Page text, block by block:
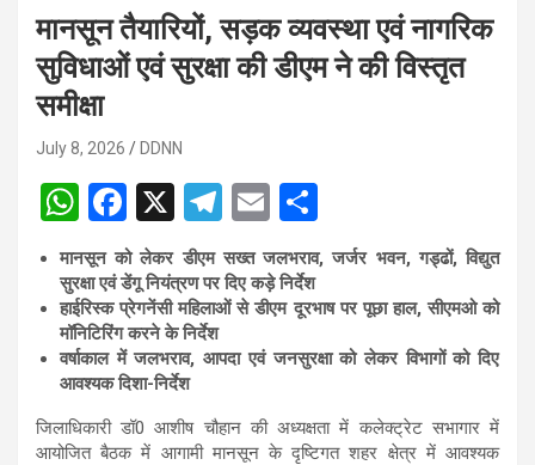
मानसून तैयारियों, सड़क व्यवस्था एवं नागरिक
सुविधाओं एवं सुरक्षा की डीएम ने की विस्तृत
समीक्षा
July 8, 2026 DDNN
W
h
at
s
A
p
p
F
a
ce
b
o
o
k
X
T
el
e
gr
a
E
m
ail
h
ar
e
मानसून को लेकर डीएम सख्त जलभराव, जर्जर भवन, गड्ढों, विद्युत
सुरक्षा एवं डेंगू नियंत्रण पर दिए कड़े निर्देश
हाईरिस्क प्रेगनेंसी महिलाओं से डीएम दूरभाष पर पूछा हाल, सीएमओ को
मॉनिटिरिंग करने के निर्देश
वर्षाकाल में जलभराव, आपदा एवं जनसुरक्षा को लेकर विभागों को दिए
आवश्यक दिशा-निर्देश
जिलाधिकारी डॉ0 आशीष चौहान की अध्यक्षता में कलेक्ट्रेट सभागार में
आयोजित बैठक में आगामी मानसून के दृष्टिगत शहर क्षेत्र में आवश्यक